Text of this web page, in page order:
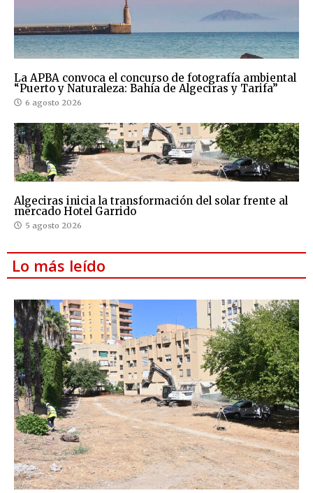
La APBA convoca el concurso de fotografía ambiental
“Puerto y Naturaleza: Bahía de Algeciras y Tarifa”
6 agosto 2026
Algeciras inicia la transformación del solar frente al
mercado Hotel Garrido
5 agosto 2026
Lo más leído